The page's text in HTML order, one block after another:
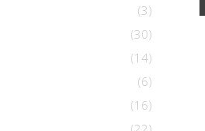
(3)
(30)
(14)
(6)
(16)